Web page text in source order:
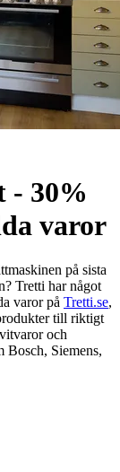
- 30%
varor
på sista
Tretti har något
varor på Tretti.se,
till riktigt
och
Bosch, Siemens,